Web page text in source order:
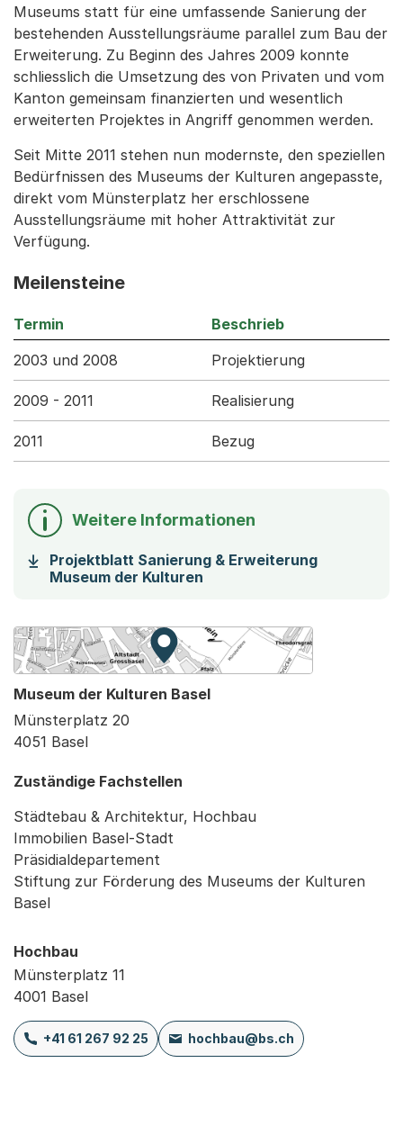
Museums statt für eine umfassende Sanierung der
bestehenden Ausstellungsräume parallel zum Bau der
Erweiterung. Zu Beginn des Jahres 2009 konnte
schliesslich die Umsetzung des von Privaten und vom
Kanton gemeinsam finanzierten und wesentlich
erweiterten Projektes in Angriff genommen werden.
Seit Mitte 2011 stehen nun modernste, den speziellen
Bedürfnissen des Museums der Kulturen angepasste,
direkt vom Münsterplatz her erschlossene
Ausstellungsräume mit hoher Attraktivität zur
Verfügung.
Meilensteine
Termin
Beschrieb
2003 und 2008
Projektierung
2009 - 2011 Realisierung
2011 Bezug
Weitere Informationen
Projektblatt Sanierung & Erweiterung
Museum der Kulturen
Zur Karte von MapBS.
Externer Link, wird in einem
Museum der Kulturen Basel
Münsterplatz 20
4051 Basel
Zuständige Fachstellen
Städtebau & Architektur, Hochbau
Immobilien Basel-Stadt
Präsidialdepartement
Stiftung zur Förderung des Museums der Kulturen
Basel
Hochbau
Münsterplatz 11
4001 Basel
+41 61 267 92 25 hochbau@bs.ch